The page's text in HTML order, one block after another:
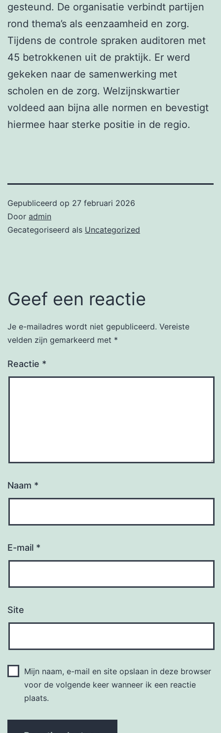
gesteund. De organisatie verbindt partijen
rond thema’s als eenzaamheid en zorg.
Tijdens de controle spraken auditoren met
45 betrokkenen uit de praktijk. Er werd
gekeken naar de samenwerking met
scholen en de zorg. Welzijnskwartier
voldeed aan bijna alle normen en bevestigt
hiermee haar sterke positie in de regio.
Gepubliceerd op 27 februari 2026
Door admin
Gecategoriseerd als Uncategorized
Geef een reactie
Je e-mailadres wordt niet gepubliceerd. Vereiste
velden zijn gemarkeerd met *
Reactie *
Naam *
E-mail *
Site
Mijn naam, e-mail en site opslaan in deze browser
voor de volgende keer wanneer ik een reactie
plaats.